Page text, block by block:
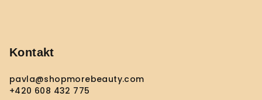
Kontakt
pavla@shopmorebeauty.com
+420 608 432 775